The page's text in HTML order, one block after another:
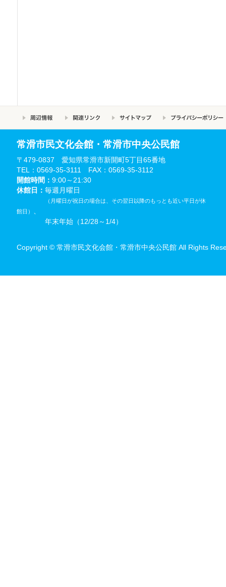
常滑市民文化会館・常滑市中央公民館
〒479-0837 愛知県常滑市新開町5丁目65番地
TEL：0569-35-3111 FAX：0569-35-3112
開館時間： 9:00～21:30
休館日： 毎週月曜日
（月曜日が祝日の場合は、その翌日以降のもっとも近い平日が休
館日）
、
年末年始（12/28～1/4）
Copyright © 常滑市民文化会館・常滑市中央公民館 All Rights